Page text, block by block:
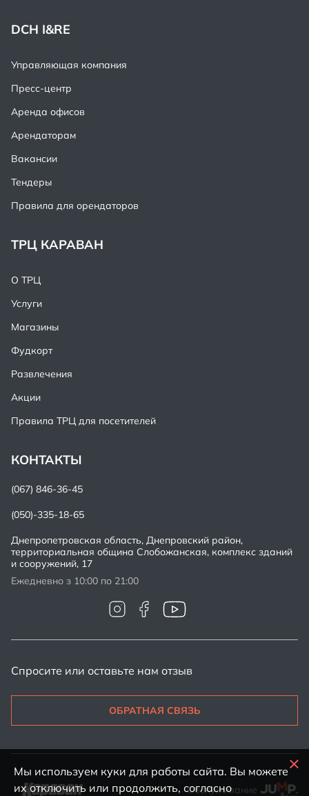
Спросите или оставьте нам отзыв
ОБРАТНАЯ СВЯЗЬ
DCH I&RE
Управляющая компания
Пресс-центр
Аренда офисов
Арендаторам
Вакансии
Тендеры
Правила для орендаторов
ТРЦ КАРАВАН
О ТРЦ
Услуги
Магазины
Фудкорт
Развлечения
Акции
Правила ТРЦ для посетителей
КОНТАКТЫ
(067) 846-36-45
(050)-335-18-65
Днепропетровская область, Днепровский район,
территориальная община Слобожанская, комплекс зданий
и сооружений, 17
Ежедневно з 10:00 по 21:00
Обслуживание
Мы используем куки для работы сайта. Вы можете
их отключить или продолжить, согласно